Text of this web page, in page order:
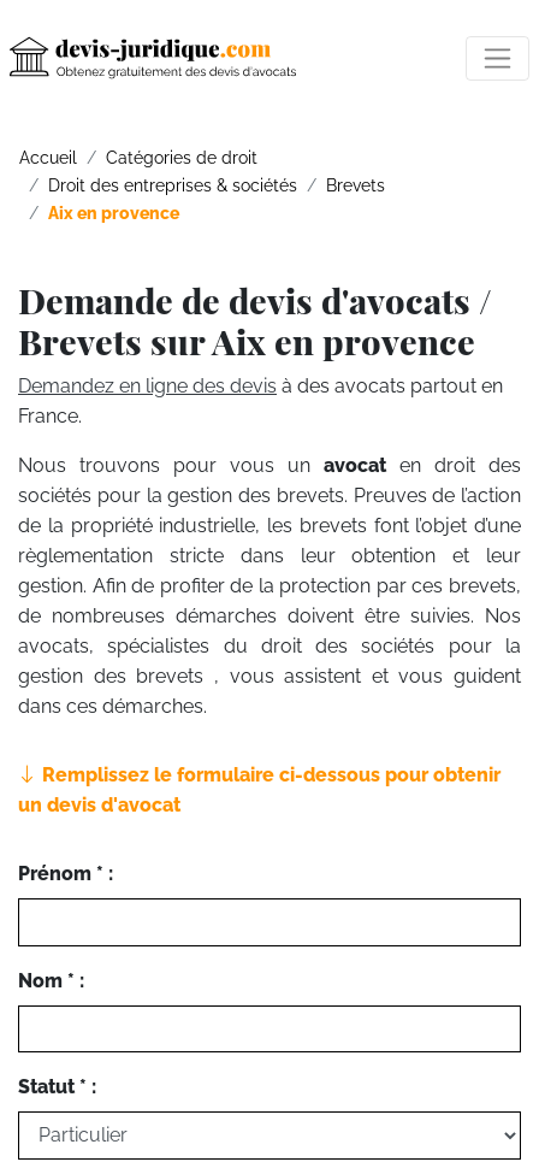
Accueil
Catégories de droit
Droit des entreprises & sociétés
Brevets
Aix en provence
Demande de devis d'avocats /
Brevets sur Aix en provence
Demandez en ligne des devis à des avocats partout en
France.
Nous trouvons pour vous un avocat en droit des
sociétés pour la gestion des brevets. Preuves de l’action
de la propriété industrielle, les brevets font l’objet d’une
règlementation stricte dans leur obtention et leur
gestion. Afin de profiter de la protection par ces brevets,
de nombreuses démarches doivent être suivies. Nos
avocats, spécialistes du droit des sociétés pour la
gestion des brevets , vous assistent et vous guident
dans ces démarches.
Remplissez le formulaire ci-dessous pour obtenir
un devis d'avocat
Prénom * :
Nom * :
Statut * :